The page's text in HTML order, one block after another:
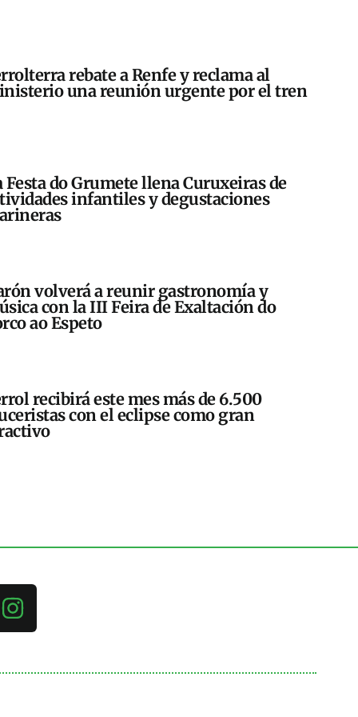
rebate a Renfe y reclama al
una reunión urgente por el tren
Festa do Grumete llena Curuxeiras de
infantiles y degustaciones
volverá a reunir gastronomía y
con la III Feira de Exaltación do
ao Espeto
recibirá este mes más de 6.500
con el eclipse como gran